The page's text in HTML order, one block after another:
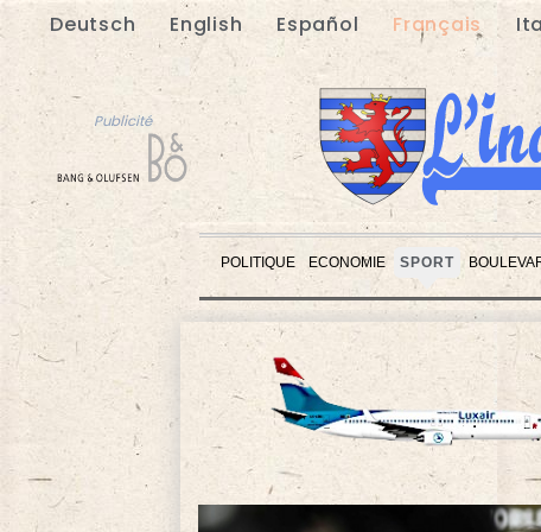
Deutsch English Español Français
Publicité
POLITIQUE ECONOMIE SPORT